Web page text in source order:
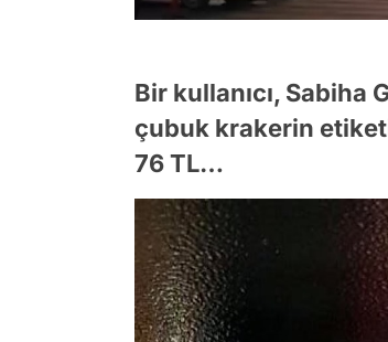
Bir kullanıcı, Sabiha
çubuk krakerin
76 TL…